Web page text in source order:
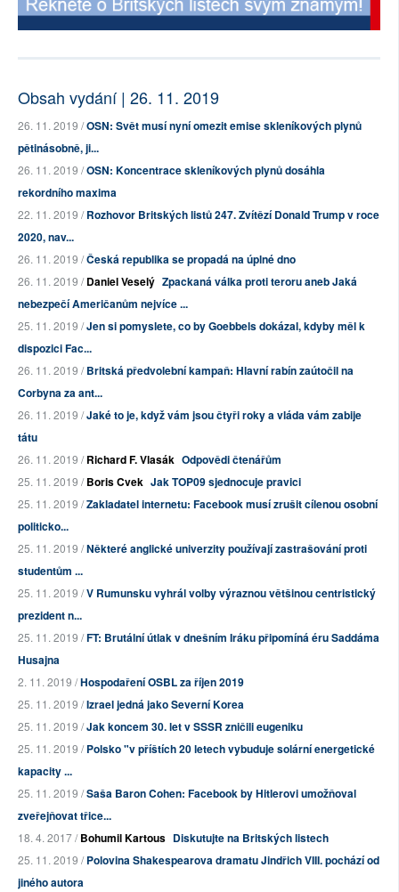
Obsah vydání | 26. 11. 2019
26. 11. 2019 /OSN: Svět musí nyní omezit emise skleníkových plynů
pětinásobně, ji...
26. 11. 2019 /OSN: Koncentrace skleníkových plynů dosáhla
rekordního maxima
22. 11. 2019 /Rozhovor Britských listů 247. Zvítězí Donald Trump v roce
2020, nav...
26. 11. 2019 /Česká republika se propadá na úplné dno
26. 11. 2019 /Daniel Veselý Zpackaná válka proti teroru aneb Jaká
nebezpečí Američanům nejvíce ...
25. 11. 2019 /Jen si pomyslete, co by Goebbels dokázal, kdyby měl k
dispozici Fac...
26. 11. 2019 /Britská předvolební kampaň: Hlavní rabín zaútočil na
Corbyna za ant...
26. 11. 2019 /Jaké to je, když vám jsou čtyři roky a vláda vám zabije
tátu
26. 11. 2019 /Richard F. Vlasák Odpovědi čtenářům
25. 11. 2019 /Boris Cvek Jak TOP09 sjednocuje pravici
25. 11. 2019 /Zakladatel internetu: Facebook musí zrušit cílenou osobní
politicko...
25. 11. 2019 /Některé anglické univerzity používají zastrašování proti
studentům ...
25. 11. 2019 /V Rumunsku vyhrál volby výraznou většinou centristický
prezident n...
25. 11. 2019 /FT: Brutální útlak v dnešním Iráku připomíná éru Saddáma
Husajna
2. 11. 2019 /Hospodaření OSBL za říjen 2019
25. 11. 2019 /Izrael jedná jako Severní Korea
25. 11. 2019 /Jak koncem 30. let v SSSR zničili eugeniku
25. 11. 2019 /Polsko "v příštích 20 letech vybuduje solární energetické
kapacity ...
25. 11. 2019 /Saša Baron Cohen: Facebook by Hitlerovi umožňoval
zveřejňovat třice...
18. 4. 2017 /Bohumil Kartous Diskutujte na Britských listech
25. 11. 2019 /Polovina Shakespearova dramatu Jindřich VIII. pochází od
jiného autora